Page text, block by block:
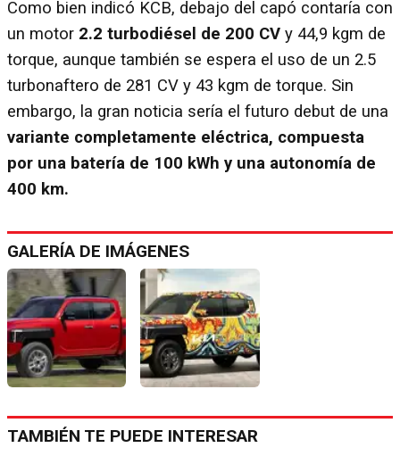
Como bien indicó KCB, debajo del capó contaría con
un motor 2.2 turbodiésel de 200 CV y 44,9 kgm de
torque, aunque también se espera el uso de un 2.5
turbonaftero de 281 CV y 43 kgm de torque. Sin
embargo, la gran noticia sería el futuro debut de una
variante completamente eléctrica, compuesta
por una batería de 100 kWh y una autonomía de
400 km.
GALERÍA DE IMÁGENES
TAMBIÉN TE PUEDE INTERESAR